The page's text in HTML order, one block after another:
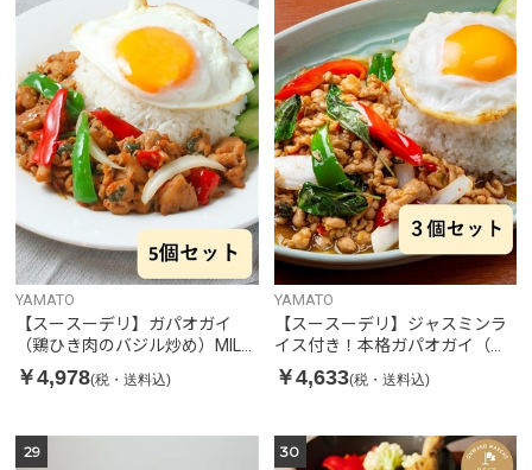
YAMATO
【スースーデリ】ガパオガイ
（鶏ひき肉のバジル炒め）MILD
5個セット
￥4,978(税・送料込)
YAMATO
【スースーデリ】ジャスミンラ
イス付き！本格ガパオガイ（鶏
ひき肉のバジル炒め）3個セット
￥4,633(税・送料込)
29 30